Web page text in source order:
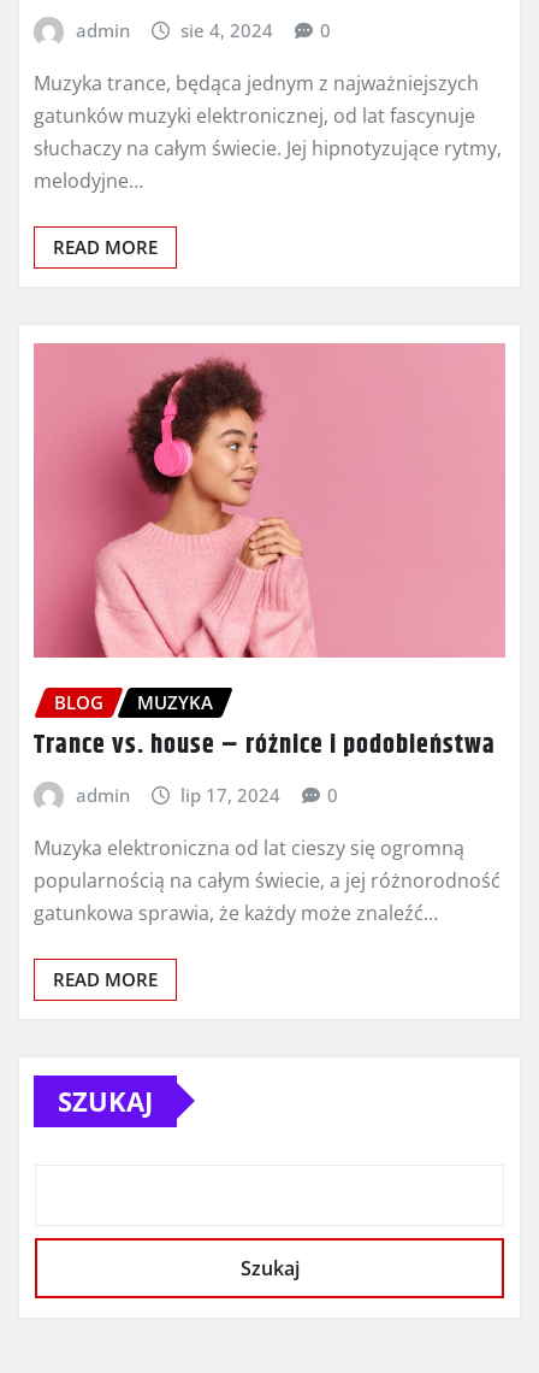
admin sie 4, 2024 0
Muzyka trance, będąca jednym z najważniejszych
gatunków muzyki elektronicznej, od lat fascynuje
słuchaczy na całym świecie. Jej hipnotyzujące rytmy,
melodyjne…
READ MORE
BLOG MUZYKA
Trance vs. house – różnice i podobieństwa
admin lip 17, 2024 0
Muzyka elektroniczna od lat cieszy się ogromną
popularnością na całym świecie, a jej różnorodność
gatunkowa sprawia, że każdy może znaleźć…
READ MORE
SZUKAJ
Szukaj